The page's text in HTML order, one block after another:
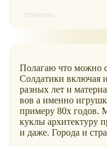
ответить
Полагаю что можно
Солдатики включая
разных лет и
вов а именно
примеру 80х годов.
куклы архитектуру
и даже. Города и